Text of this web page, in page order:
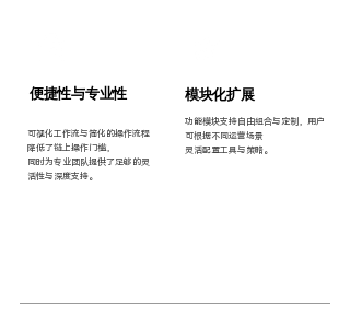
便捷性与专业性
可视化工作流与简化的操作流程
降低了链上操作门槛，
同时为专业团队提供了足够的灵
活性与深度支持。
模块化扩展
功能模块支持自由组合与定制，用户
可根据不同运营场景
灵活配置工具与策略。